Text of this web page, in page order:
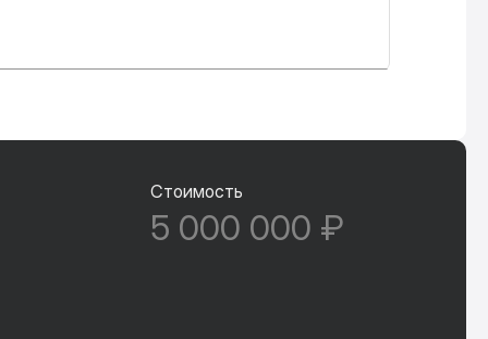
Стоимость
5 000 000 ₽